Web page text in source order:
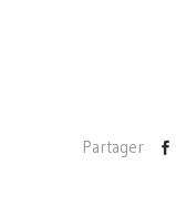
Partager